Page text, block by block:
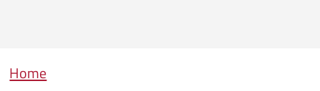
Briciole di pane
Home